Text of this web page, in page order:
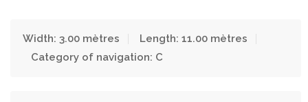
Width: 3.00 mètres
Length: 11.00 mètres
Category of navigation: C